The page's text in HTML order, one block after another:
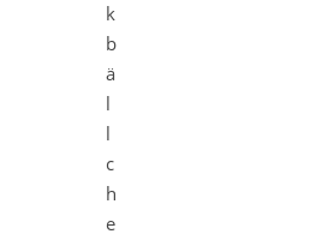
k
b
ä
l
l
c
h
e